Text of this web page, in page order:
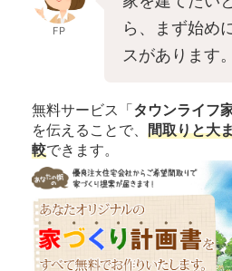
FP
ら、まず始め
スがあります。
無料サービス「タウンライフ
を伝えることで、 間取りと大
較できます。